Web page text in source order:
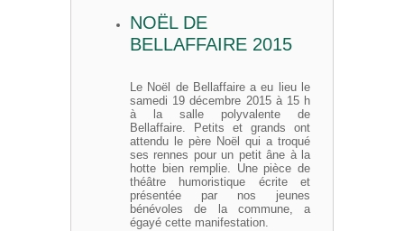
NOËL DE
BELLAFFAIRE 2015
Le Noël de Bellaffaire a eu lieu le
samedi 19 décembre 2015 à 15 h
à la salle polyvalente de
Bellaffaire. Petits et grands ont
attendu le père Noël qui a troqué
ses rennes pour un petit âne à la
hotte bien remplie. Une pièce de
théâtre humoristique écrite et
présentée par nos jeunes
bénévoles de la commune, a
égayé cette manifestation.